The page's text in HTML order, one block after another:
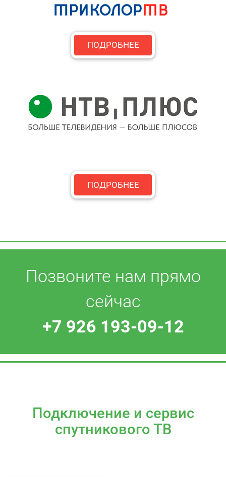
ПОДРОБНЕЕ
ПОДРОБНЕЕ
Позвоните нам прямо
сейчас
+7 926 193-09-12
Подключение и сервис
спутникового ТВ